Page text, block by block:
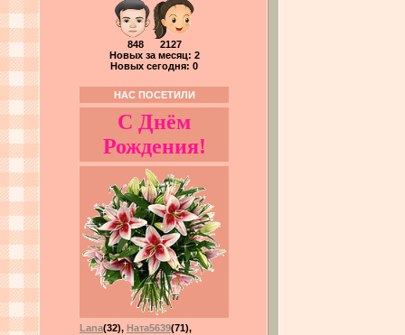
848 2127
Новых за месяц: 2
Новых сегодня: 0
НАС ПОСЕТИЛИ
С Днём
Рождения!
Lana(32), Ната5639(71),